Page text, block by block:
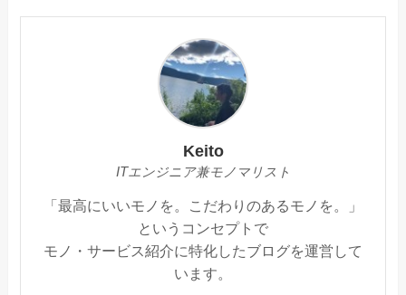
Keito
ITエンジニア兼モノマリスト
「最高にいいモノを。こだわりのあるモノを。」
というコンセプトで
モノ・サービス紹介に特化したブログを運営して
います。